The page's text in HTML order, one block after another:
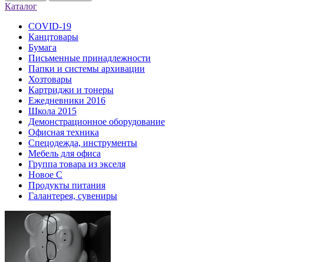
Каталог
COVID-19
Канцтовары
Бумага
Письменные принадлежности
Папки и системы архивации
Хозтовары
Картриджи и тонеры
Ежедневники 2016
Школа 2015
Демонстрационное оборудование
Офисная техника
Спецодежда, инструменты
Мебель для офиса
Группа товара из экселя
Новое С
Продукты питания
Галантерея, сувениры